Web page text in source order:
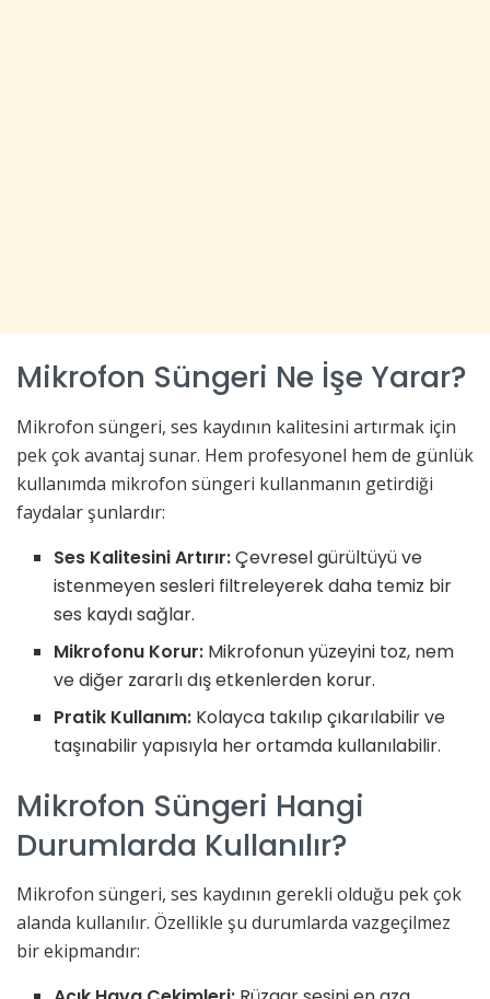
Mikrofon Süngeri Ne İşe Yarar?
Mikrofon süngeri, ses kaydının kalitesini artırmak için
pek çok avantaj sunar. Hem profesyonel hem de günlük
kullanımda mikrofon süngeri kullanmanın getirdiği
faydalar şunlardır:
Ses Kalitesini Artırır:Çevresel gürültüyü ve
istenmeyen sesleri filtreleyerek daha temiz bir
ses kaydı sağlar.
Mikrofonu Korur: Mikrofonun yüzeyini toz, nem
ve diğer zararlı dış etkenlerden korur.
Pratik Kullanım: Kolayca takılıp çıkarılabilir ve
taşınabilir yapısıyla her ortamda kullanılabilir.
Mikrofon Süngeri Hangi
Durumlarda Kullanılır?
Mikrofon süngeri, ses kaydının gerekli olduğu pek çok
alanda kullanılır. Özellikle şu durumlarda vazgeçilmez
bir ekipmandır: